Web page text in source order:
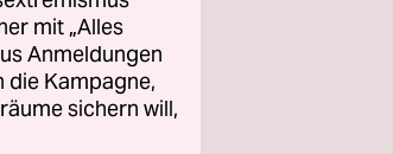
mit „Alles
Anmeldungen
die Kampagne,
sichern will,